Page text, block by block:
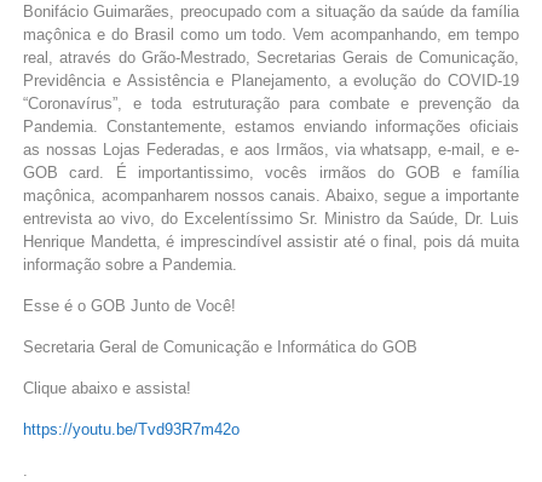
Bonifácio Guimarães, preocupado com a situação da saúde da família
maçônica e do Brasil como um todo. Vem acompanhando, em tempo
real, através do Grão-Mestrado, Secretarias Gerais de Comunicação,
Previdência e Assistência e Planejamento, a evolução do COVID-19
“Coronavírus”, e toda estruturação para combate e prevenção da
Pandemia. Constantemente, estamos enviando informações oficiais
as nossas Lojas Federadas, e aos Irmãos, via whatsapp, e-mail, e e-
GOB card. É importantissimo, vocês irmãos do GOB e família
maçônica, acompanharem nossos canais. Abaixo, segue a importante
entrevista ao vivo, do Excelentíssimo Sr. Ministro da Saúde, Dr. Luis
Henrique Mandetta, é imprescindível assistir até o final, pois dá muita
informação sobre a Pandemia.
Esse é o GOB Junto de Você!
Secretaria Geral de Comunicação e Informática do GOB
Clique abaixo e assista!
https://youtu.be/Tvd93R7m42o
.